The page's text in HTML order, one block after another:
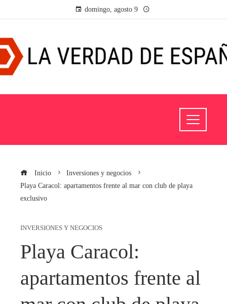
domingo, agosto 9
Inicio
Inversiones y negocios
Playa Caracol: apartamentos frente al mar con club de playa
exclusivo
INVERSIONES Y NEGOCIOS
Playa Caracol:
apartamentos frente al